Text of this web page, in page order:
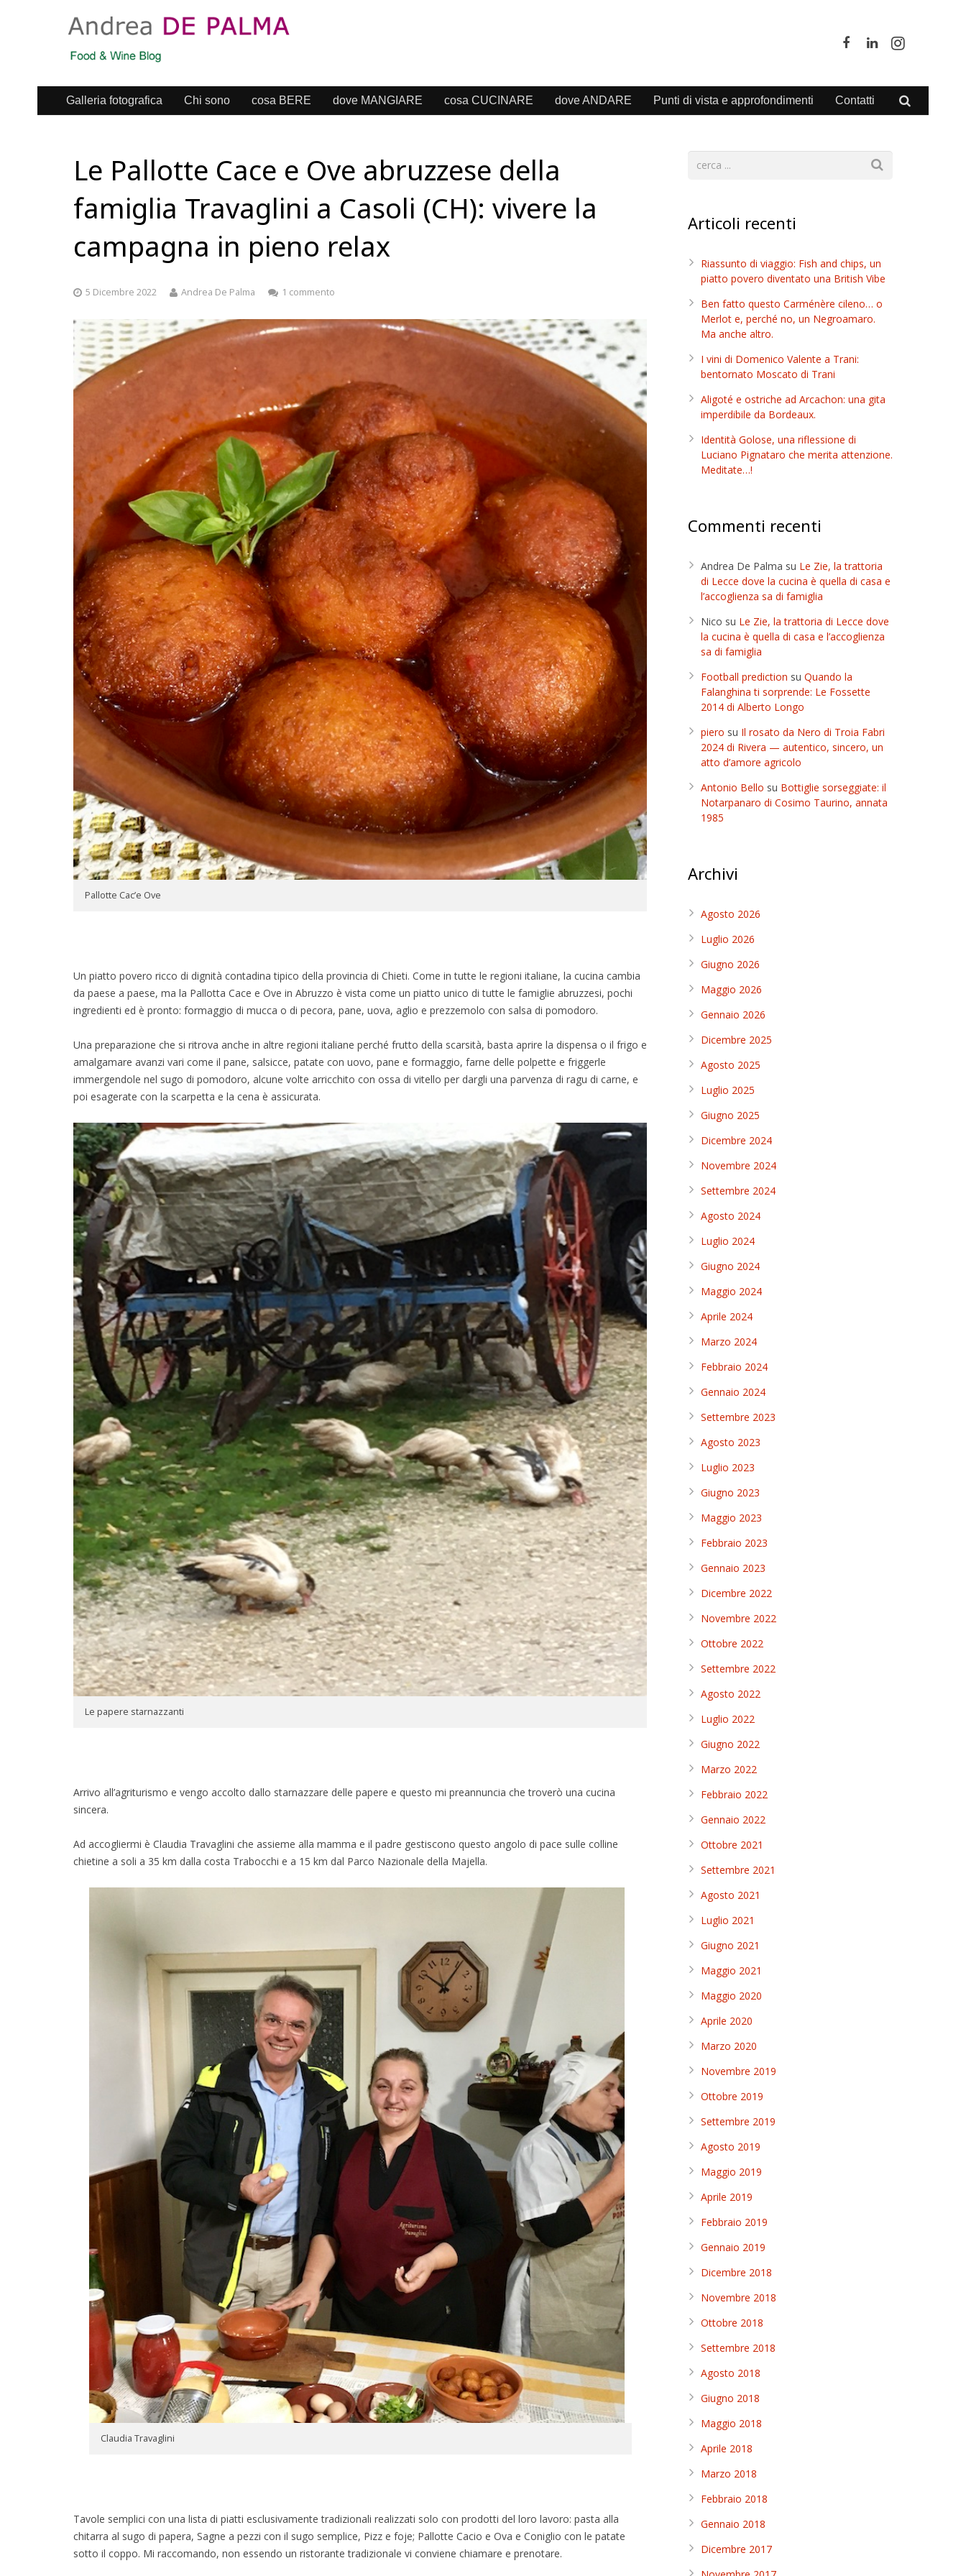
Galleria fotografica Chi sono cosa BERE dove MANGIARE cosa CUCINARE dove ANDARE Punti di vista e approfondimenti Contatti
Le Pallotte Cace e Ove abruzzese della
famiglia Travaglini a Casoli (CH): vivere la
campagna in pieno relax
5 Dicembre 2022 Andrea De Palma 1 commento
Pallotte Cac’e Ove
Un piatto povero ricco di dignità contadina tipico della provincia di Chieti. Come in tutte le regioni italiane, la cucina cambia
da paese a paese, ma la Pallotta Cace e Ove in Abruzzo è vista come un piatto unico di tutte le famiglie abruzzesi, pochi
ingredienti ed è pronto: formaggio di mucca o di pecora, pane, uova, aglio e prezzemolo con salsa di pomodoro.
Una preparazione che si ritrova anche in altre regioni italiane perché frutto della scarsità, basta aprire la dispensa o il frigo e
amalgamare avanzi vari come il pane, salsicce, patate con uovo, pane e formaggio, farne delle polpette e friggerle
immergendole nel sugo di pomodoro, alcune volte arricchito con ossa di vitello per dargli una parvenza di ragu di carne, e
poi esagerate con la scarpetta e la cena è assicurata.
Le papere starnazzanti
Arrivo all’agriturismo e vengo accolto dallo starnazzare delle papere e questo mi preannuncia che troverò una cucina
sincera.
Ad accogliermi è Claudia Travaglini che assieme alla mamma e il padre gestiscono questo angolo di pace sulle colline
chietine a soli a 35 km dalla costa Trabocchi e a 15 km dal Parco Nazionale della Majella.
Claudia Travaglini
Tavole semplici con una lista di piatti esclusivamente tradizionali realizzati solo con prodotti del loro lavoro: pasta alla
chitarra al sugo di papera, Sagne a pezzi con il sugo semplice, Pizz e foje; Pallotte Cacio e Ova e Coniglio con le patate
sotto il coppo. Mi raccomando, non essendo un ristorante tradizionale vi conviene chiamare e prenotare.
Articoli recenti
Riassunto di viaggio: Fish and chips, un
piatto povero diventato una British Vibe
Ben fatto questo Carménère cileno… o
Merlot e, perché no, un Negroamaro.
Ma anche altro.
I vini di Domenico Valente a Trani:
bentornato Moscato di Trani
Aligoté e ostriche ad Arcachon: una gita
imperdibile da Bordeaux.
Identità Golose, una riflessione di
Luciano Pignataro che merita attenzione.
Meditate…!
Commenti recenti
Andrea De Palma su Le Zie, la trattoria
di Lecce dove la cucina è quella di casa e
l’accoglienza sa di famiglia
Nico su Le Zie, la trattoria di Lecce dove
la cucina è quella di casa e l’accoglienza
sa di famiglia
Football prediction su Quando la
Falanghina ti sorprende: Le Fossette
2014 di Alberto Longo
piero su Il rosato da Nero di Troia Fabri
2024 di Rivera — autentico, sincero, un
atto d’amore agricolo
Antonio Bello su Bottiglie sorseggiate: il
Notarpanaro di Cosimo Taurino, annata
1985
Archivi
Agosto 2026
Luglio 2026
Giugno 2026
Maggio 2026
Gennaio 2026
Dicembre 2025
Agosto 2025
Luglio 2025
Giugno 2025
Dicembre 2024
Novembre 2024
Settembre 2024
Agosto 2024
Luglio 2024
Giugno 2024
Maggio 2024
Aprile 2024
Marzo 2024
Febbraio 2024
Gennaio 2024
Settembre 2023
Agosto 2023
Luglio 2023
Giugno 2023
Maggio 2023
Febbraio 2023
Gennaio 2023
Dicembre 2022
Novembre 2022
Ottobre 2022
Settembre 2022
Agosto 2022
Luglio 2022
Giugno 2022
Marzo 2022
Febbraio 2022
Gennaio 2022
Ottobre 2021
Settembre 2021
Agosto 2021
Luglio 2021
Giugno 2021
Maggio 2021
Maggio 2020
Aprile 2020
Marzo 2020
Novembre 2019
Ottobre 2019
Settembre 2019
Agosto 2019
Maggio 2019
Aprile 2019
Febbraio 2019
Gennaio 2019
Dicembre 2018
Novembre 2018
Ottobre 2018
Settembre 2018
Agosto 2018
Giugno 2018
Maggio 2018
Aprile 2018
Marzo 2018
Febbraio 2018
Gennaio 2018
Dicembre 2017